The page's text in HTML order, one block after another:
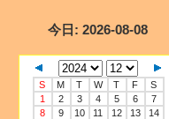
今日 : 2026-08-08
S M T W T F
S
1
2 3 4 5 6
7
8
9 10 11 12 13
14